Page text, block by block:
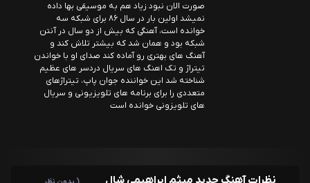
صورت الان نبود زیاد هم به موسیقی بها داده
نمیشد اولین بار در سال ۸۶ برای شبکه سه
خوانده است، آهنگی که بیش از دو سال در آنتن
شبکه بود و همان شد که بیشتر تلاش کند و
آهنگ های بهتری رو آماده کند صدای او با خواندن
تیتراژ و تک اهنگ های سریال دردسر های عظیم
شناخته شد این خواننده جوان پاپ، تیتراژهای
متعددی را برای برنامه های تلویزیونی و سریال
های تلویزونی خوانده است
نظرات آهنگ جدید میثم ابراهیمی شال